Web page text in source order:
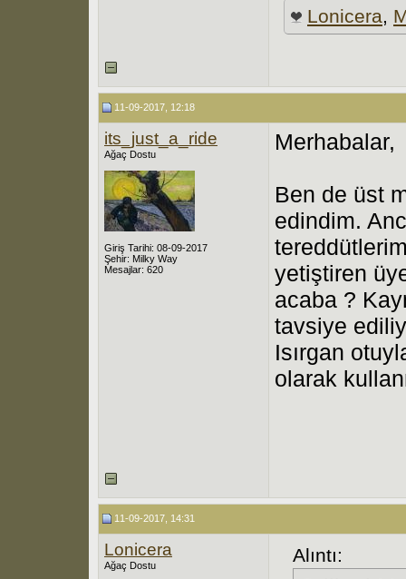
Lonicera,
11-09-2017, 12:18
its_just_a_ride
Ağaç Dostu
Giriş Tarihi: 08-09-2017
Şehir: Milky Way
Mesajlar: 620
Merhabalar,
Ben de üst
edindim.
yetiştiren
acaba ?
tavsiye
Isırgan
olarak
11-09-2017, 14:31
Lonicera
Ağaç Dostu Alıntı: